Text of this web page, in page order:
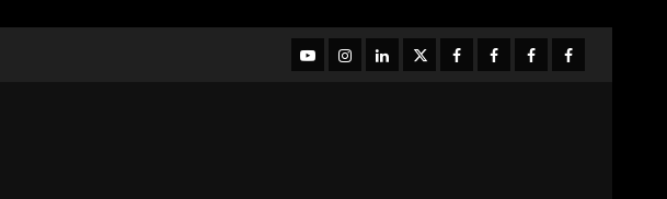
YouTubeInstagram
LinkedIntwitterfacebook-Facebook-
Facebook-Facebook-